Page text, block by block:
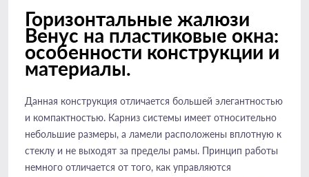
Горизонтальные жалюзи
Венус на пластиковые окна:
особенности конструкции и
материалы.
Данная конструкция отличается большей элегантностью
и компактностью. Карниз системы имеет относительно
небольшие размеры, а ламели расположены вплотную к
стеклу и не выходят за пределы рамы. Принцип работы
немного отличается от того, как управляются